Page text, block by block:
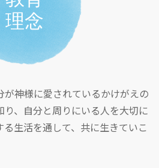
理念
神様に愛されているかけがえの
、自分と周りにいる人を大切に
る生活を通して、共に生きていこ